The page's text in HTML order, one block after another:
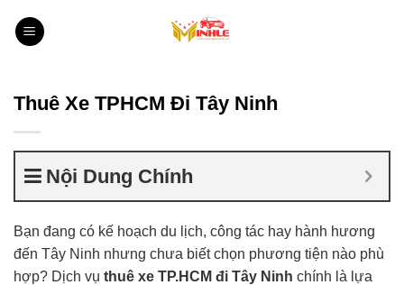
qua
Thuê Xe TPHCM Đi Tây Ninh
Nội Dung Chính
Bạn đang có kế hoạch du lịch, công tác hay hành hương
đến Tây Ninh nhưng chưa biết chọn phương tiện nào phù
hợp? Dịch vụ thuê xe TP.HCM đi Tây Ninh chính là lựa